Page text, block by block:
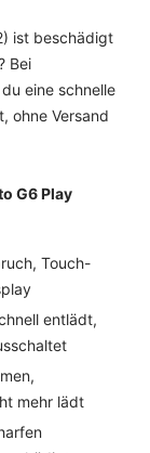
ist beschädigt
Bei
eine schnelle
ohne Versand
G6 Play
Touch-
entlädt,
mehr lädt